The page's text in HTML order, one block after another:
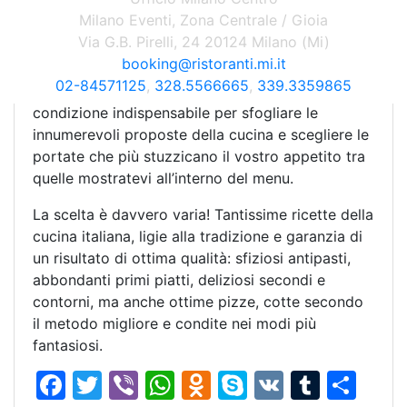
sono tutte componenti che arricchiscono la
location, rendendola curata ed accogliente.
Una volta accomodati al vostro tavolo, vi
metterete comodi sentendovi a vostro agio,
condizione indispensabile per sfogliare le
innumerevoli proposte della cucina e scegliere le
portate che più stuzzicano il vostro appetito tra
quelle mostratevi all’interno del menu.
La scelta è davvero varia! Tantissime ricette della
cucina italiana, ligie alla tradizione e garanzia di
un risultato di ottima qualità: sfiziosi antipasti,
abbondanti primi piatti, deliziosi secondi e
contorni, ma anche ottime pizze, cotte secondo
il metodo migliore e condite nei modi più
fantasiosi.
F
T
Vi W O
S
V
T
Milano Eventi, Zona Centrale / Gioia
Via G.B. Pirelli, 24 20124 Milano (Mi)
booking@ristoranti.mi.it
02-84571125, 328.5566665, 339.3359865